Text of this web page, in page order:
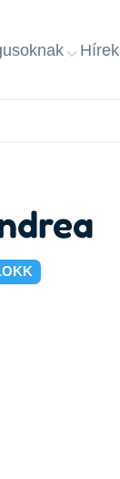
Hírek